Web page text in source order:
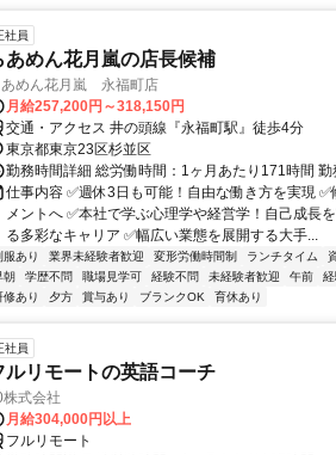
社員
あめん花月嵐の店長候補
あめん花月嵐 永福町店
月給257,200円～318,150円
交通・アクセス 井の頭線『永福町駅』徒歩4分
東京都東京23区杉並区
勤務時間詳細 総労働時間：1ヶ月あたり171時間
仕事内容 ✅週休3日も可能！自由な働き方を実現
メントへ ✅本社で学ぶ心理学や経営学！自己成長
る多彩なキャリア ✅幅広い業態を展開する大手...
服あり 業界未経験者歓迎 変形労働時間制 ランチタイム
朝
学歴不問 職場見学可 経験不問 未経験者歓迎 午前
修あり
夕方 賞与あり ブランクOK 育休あり
社員
ルリモートの英語コーチ
株式会社
月給304,000円以上
フルリモート